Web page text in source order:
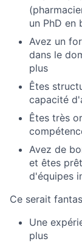
un PhD en
Avez un
dans le
plus
Êtes
capacité
Êtes très
Avez de
et êtes
d'équipes
Ce serait
Une
plus